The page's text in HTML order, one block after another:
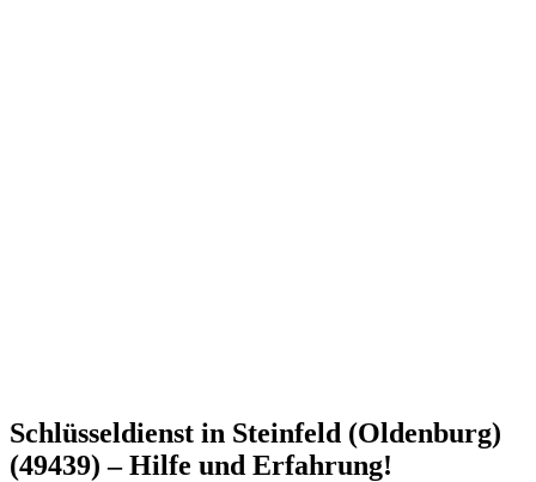
Schlüsseldienst in Steinfeld (Oldenburg)
(49439) – Hilfe und Erfahrung!